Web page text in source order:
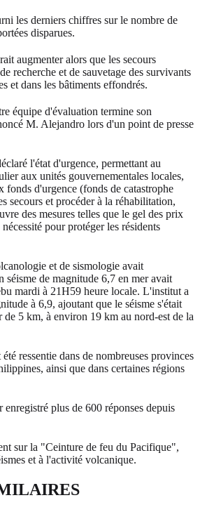
les derniers chiffres sur le nombre de
disparues.
augmenter alors que les secours
recherche et de sauvetage des survivants
et dans les bâtiments effondrés.
équipe d'évaluation termine son
M. Alejandro lors d'un point de presse
l'état d'urgence, permettant au
aux unités gouvernementales locales,
fonds d'urgence (fonds de catastrophe
secours et procéder à la réhabilitation,
des mesures telles que le gel des prix
pour protéger les résidents
et de sismologie avait
séisme de magnitude 6,7 en mer avait
mardi à 21H59 heure locale. L'institut a
à 6,9, ajoutant que le séisme s'était
5 km, à environ 19 km au nord-est de la
ressentie dans de nombreuses provinces
ainsi que dans certaines régions
plus de 600 réponses depuis
sur la "Ceinture de feu du Pacifique",
et à l'activité volcanique.